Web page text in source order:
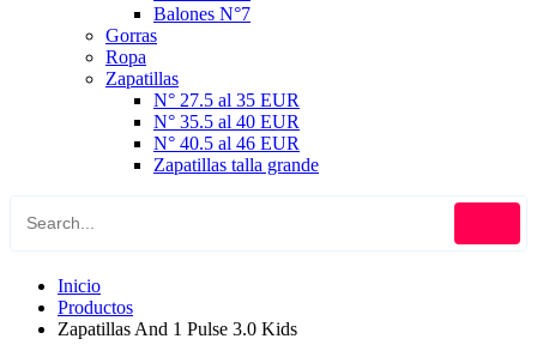
Balones N°7
Gorras
Ropa
Zapatillas
N° 27.5 al 35 EUR
N° 35.5 al 40 EUR
N° 40.5 al 46 EUR
Zapatillas talla grande
Inicio
Productos
Zapatillas And 1 Pulse 3.0 Kids